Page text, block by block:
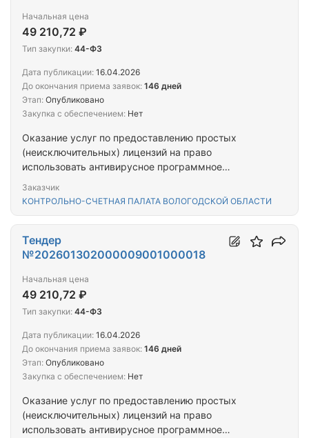
Оказание услуг по предоставлению простых
(неисключительных) лицензий на право
использовать антивирусное программное
Заказчик
КОНТРОЛЬНО-СЧЕТНАЯ ПАЛАТА ВОЛОГОДСКОЙ ОБЛАСТИ
Начальная цена
49 210,72 ₽
Тип закупки: 44-ФЗ
Дата публикации: 16.04.2026
До окончания приема заявок: 146 дней
Этап: Опубликовано
Закупка с обеспечением: Нет
Оказание услуг по предоставлению простых
(неисключительных) лицензий на право
использовать антивирусное программное
Тендер
№202601302000009001000018
Начальная цена
49 210,72 ₽
Тип закупки: 44-ФЗ
Дата публикации: 16.04.2026
До окончания приема заявок: 146 дней
Этап: Опубликовано
Закупка с обеспечением: Нет